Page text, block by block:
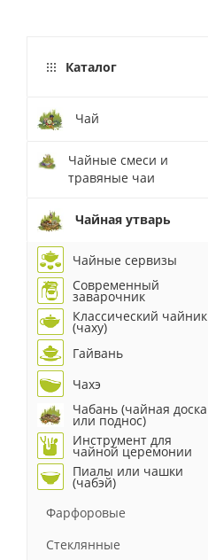
Каталог
Чай
Чайные смеси и
травяные чаи
Чайная утварь
Чайные сервизы
Современный
заварочник
Классический чайник
(чаху)
Гайвань
Чахэ
Чабань (чайная доска
или поднос)
Инструмент для
чайной церемонии
Пиалы или чашки
(чабэй)
Фарфоровые
Стеклянные